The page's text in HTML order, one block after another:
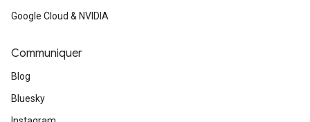
Google Cloud & NVIDIA
Communiquer
Blog
Bluesky